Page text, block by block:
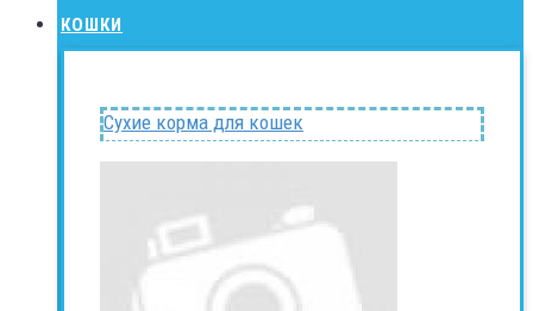
КОШКИ
Сухие корма для кошек